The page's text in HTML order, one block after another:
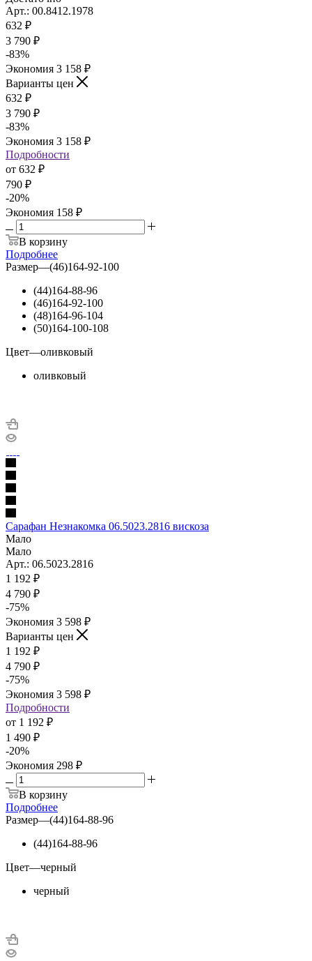
Арт.: 00.8412.1978
632 ₽
3 790 ₽
-83%
Экономия 3 158 ₽
Варианты цен
632 ₽
3 790 ₽
-83%
Экономия 3 158 ₽
Подробности
от 632 ₽
790 ₽
-20%
Экономия 158 ₽
В корзину
Подробнее
Размер—(46)164-92-100
(44)164-88-96
(46)164-92-100
(48)164-96-104
(50)164-100-108
Цвет—оливковый
оливковый
Сарафан Незнакомка 06.5023.2816 вискоза
Мало
Мало
Арт.: 06.5023.2816
1 192 ₽
4 790 ₽
-75%
Экономия 3 598 ₽
Варианты цен
1 192 ₽
4 790 ₽
-75%
Экономия 3 598 ₽
Подробности
от 1 192 ₽
1 490 ₽
-20%
Экономия 298 ₽
В корзину
Подробнее
Размер—(44)164-88-96
(44)164-88-96
Цвет—черный
черный